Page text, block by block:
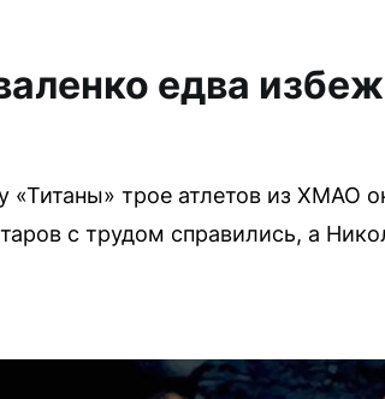
едва
трое атлетов из ХМАО
с трудом справились, а